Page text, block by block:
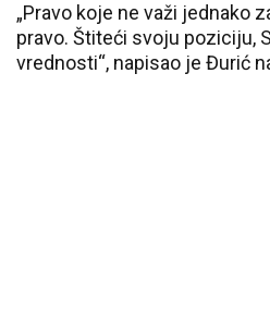
„Pravo koje ne važi jednako
pravo. Štiteći svoju poziciju,
vrednosti“, napisao je Đurić